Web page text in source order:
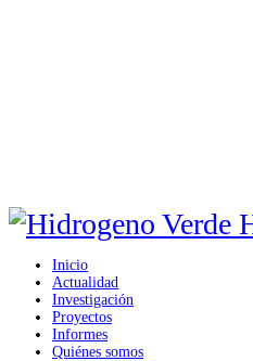
Inicio
Actualidad
Investigación
Proyectos
Informes
Quiénes somos